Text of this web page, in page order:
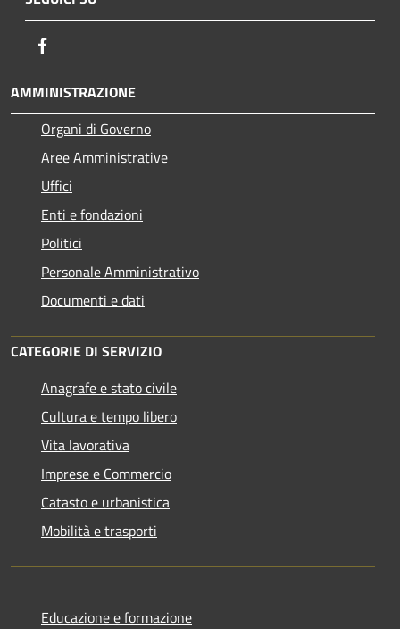
AMMINISTRAZIONE
Organi di Governo
Aree Amministrative
Uffici
Enti e fondazioni
Politici
Personale Amministrativo
Documenti e dati
CATEGORIE DI SERVIZIO
Anagrafe e stato civile
Cultura e tempo libero
Vita lavorativa
Imprese e Commercio
Catasto e urbanistica
Mobilità e trasporti
Educazione e formazione